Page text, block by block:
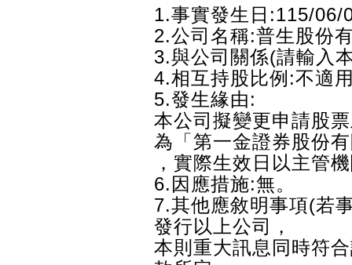
1.事實發生日:115/06/
2.公司名稱:普生股份
3.與公司關係(請輸入
4.相互持股比例:不適
5.發生緣由:
本公司擬變更申請股
為「第一金證券股份
，實際生效日以主管
6.因應措施:無。
7.其他應敘明事項(若
發行以上公司，
本則重大訊息同時符